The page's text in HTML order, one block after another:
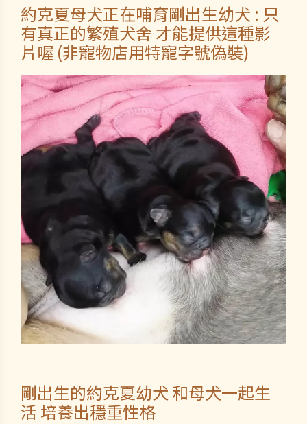
約克夏母犬正在哺育剛出生幼犬 : 只
有真正的繁殖犬舍 才能提供這種影
片喔 (非寵物店用特寵字號偽裝)
剛出生的約克夏幼犬 和母犬一起生
活 培養出穩重性格